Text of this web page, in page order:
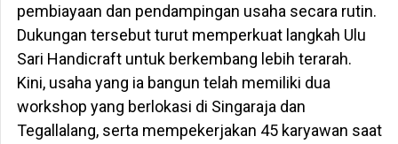
pembiayaan dan pendampingan usaha secara rutin.
Dukungan tersebut turut memperkuat langkah Ulu
Sari Handicraft untuk berkembang lebih terarah.
Kini, usaha yang ia bangun telah memiliki dua
workshop yang berlokasi di Singaraja dan
Tegallalang, serta mempekerjakan 45 karyawan saat